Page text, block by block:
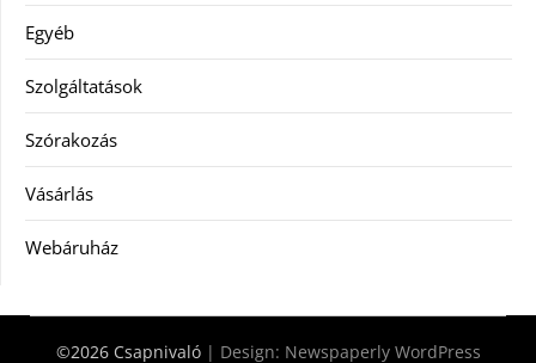
Egyéb
Szolgáltatások
Szórakozás
Vásárlás
Webáruház
©2026 Csapnivaló | Design: Newspaperly WordPress